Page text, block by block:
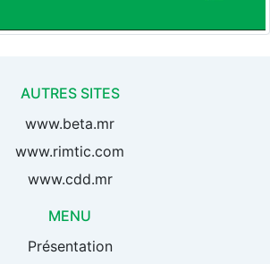
AUTRES SITES
www.beta.mr
www.rimtic.com
www.cdd.mr
MENU
Présentation